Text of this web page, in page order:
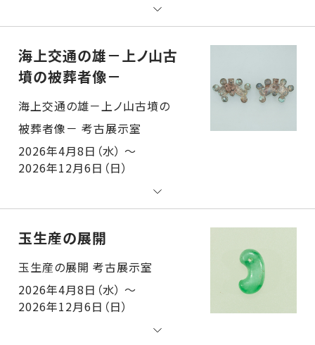
海上交通の雄－上ノ山古
墳の被葬者像－
海上交通の雄－上ノ山古墳の被葬者像－ 考古展示室
2026年4月8日（水） ～
2026年12月6日（日）
玉生産の展開
玉生産の展開 考古展示室
2026年4月8日（水） ～
2026年12月6日（日）